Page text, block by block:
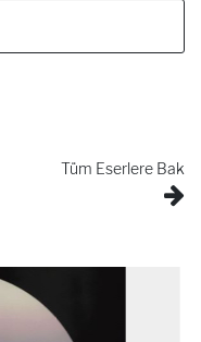
Tüm Eserlere Bak